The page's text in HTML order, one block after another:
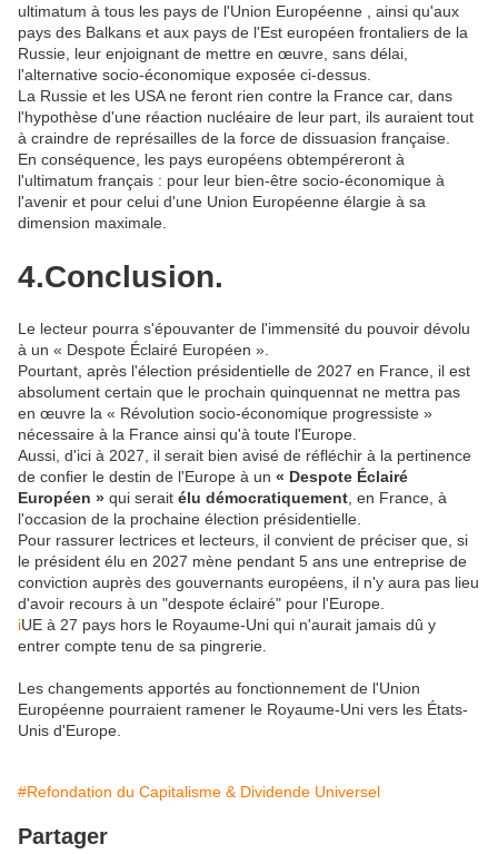
ultimatum à tous les pays de l'Union Européenne , ainsi qu'aux
pays des Balkans et aux pays de l'Est européen frontaliers de la
Russie, leur enjoignant de mettre en œuvre, sans délai,
l'alternative socio-économique exposée ci-dessus.
La Russie et les USA ne feront rien contre la France car, dans
l'hypothèse d'une réaction nucléaire de leur part, ils auraient tout
à craindre de représailles de la force de dissuasion française.
En conséquence, les pays européens obtempéreront à
l'ultimatum français : pour leur bien-être socio-économique à
l'avenir et pour celui d'une Union Européenne élargie à sa
dimension maximale.
4.Conclusion.
Le lecteur pourra s'épouvanter de l'immensité du pouvoir dévolu
à un « Despote Éclairé Européen ».
Pourtant, après l'élection présidentielle de 2027 en France, il est
absolument certain que le prochain quinquennat ne mettra pas
en œuvre la « Révolution socio-économique progressiste »
nécessaire à la France ainsi qu'à toute l'Europe.
Aussi, d'ici à 2027, il serait bien avisé de réfléchir à la pertinence
de confier le destin de l'Europe à un « Despote Éclairé
Européen » qui serait élu démocratiquement, en France, à
l'occasion de la prochaine élection présidentielle.
Pour rassurer lectrices et lecteurs, il convient de préciser que, si
le président élu en 2027 mène pendant 5 ans une entreprise de
conviction auprès des gouvernants européens, il n'y aura pas lieu
d'avoir recours à un "despote éclairé" pour l'Europe.
iUE à 27 pays hors le Royaume-Uni qui n'aurait jamais dû y
entrer compte tenu de sa pingrerie.
Les changements apportés au fonctionnement de l'Union
Européenne pourraient ramener le Royaume-Uni vers les États-
Unis d'Europe.
#Refondation du Capitalisme & Dividende Universel
Partager